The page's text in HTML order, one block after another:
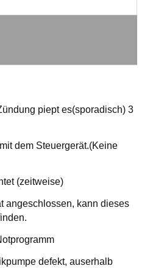
piept es(sporadisch) 3
dem Steuergerät.(Keine
(zeitweise)
angeschlossen, kann dieses
defekt, auserhalb